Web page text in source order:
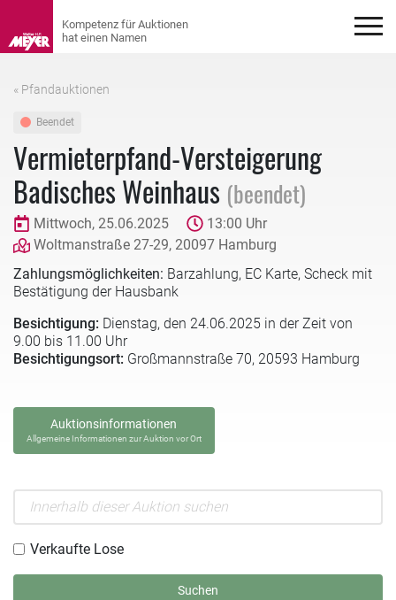
« Pfandauktionen
Beendet
Vermieterpfand-Versteigerung
Badisches Weinhaus (beendet)
Mittwoch, 25.06.2025
13:00 Uhr
Woltmanstraße 27-29, 20097 Hamburg
Zahlungsmöglichkeiten: Barzahlung, EC Karte, Scheck mit
Bestätigung der Hausbank
Besichtigung: Dienstag, den 24.06.2025 in der Zeit von
9.00 bis 11.00 Uhr
Besichtigungsort: Großmannstraße 70, 20593 Hamburg
Auktionsinformationen
Allgemeine Informationen zur Auktion vor Ort
Verkaufte Lose
Suchen